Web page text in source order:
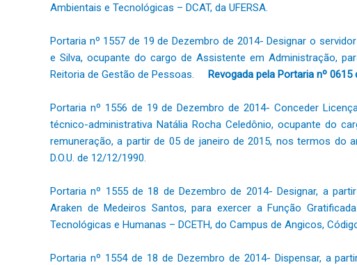
Ambientais e Tecnológicas – DCAT, da UFERSA.
Portaria nº 1557 de 19 de Dezembro de 2014- Designar o
e Silva, ocupante do cargo de Assistente em Administração,
Reitoria de Gestão de Pessoas. Revogada pela Portaria nº
Portaria nº 1556 de 19 de Dezembro de 2014- Conceder
técnico-administrativa Natália Rocha Celedônio, ocupante do
remuneração, a partir de 05 de janeiro de 2015, nos termos do
D.O.U. de 12/12/1990.
Portaria nº 1555 de 18 de Dezembro de 2014- Designar, a
Araken de Medeiros Santos, para exercer a Função
Tecnológicas e Humanas – DCETH, do Campus de Angicos,
Portaria nº 1554 de 18 de Dezembro de 2014- Dispensar, a